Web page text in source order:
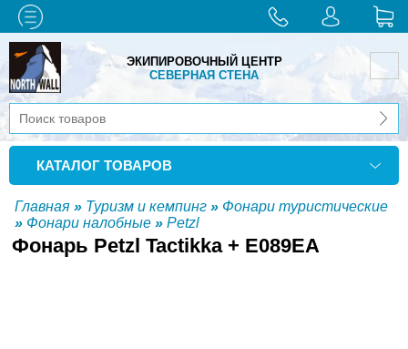
ЭКИПИРОВОЧНЫЙ ЦЕНТР
СЕВЕРНАЯ СТЕНА
КАТАЛОГ ТОВАРОВ
Главная » Туризм и кемпинг » Фонари туристические
» Фонари налобные » Petzl
Фонарь Petzl Tactikka + E089EA